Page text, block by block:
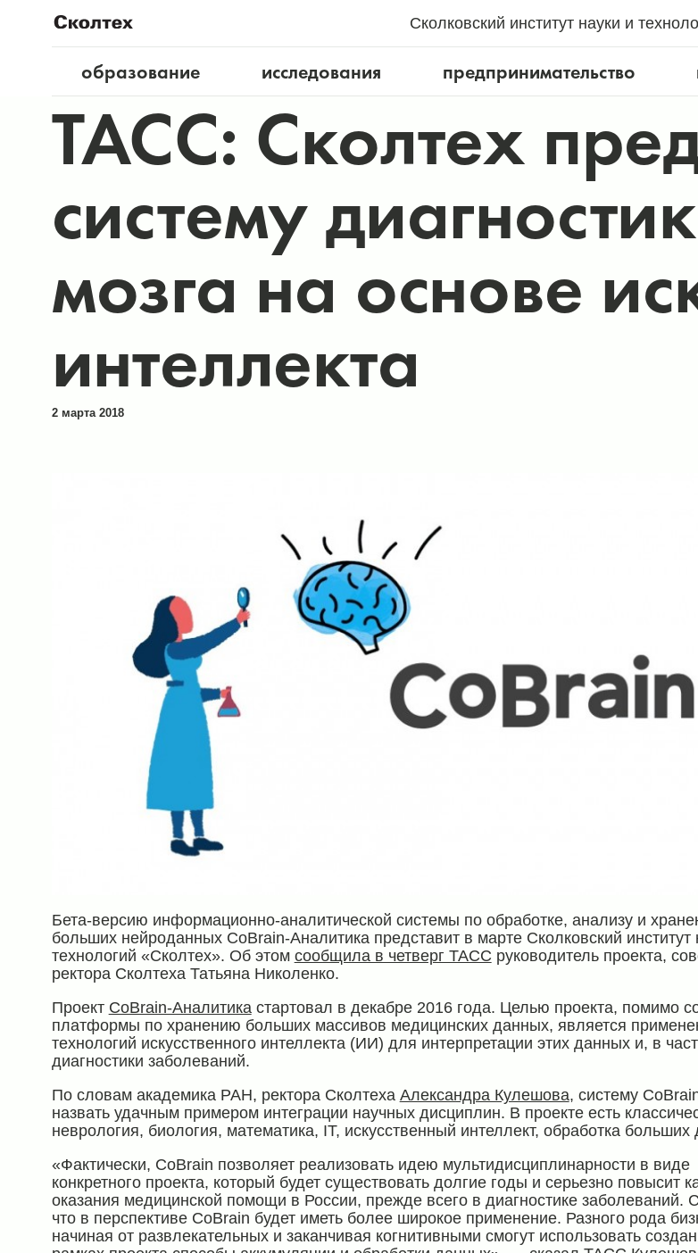
Сколковский институт науки и
образование
исследования предпринимательство
ТАСС: Сколтех
систему
мозга на основе
интеллекта
2 марта 2018
Бета-версию информационно-аналитической системы по обработке, анализу и
больших нейроданных CoBrain-Аналитика представит в марте Сколковский институт
технологий «Сколтех». Об этом сообщила в четверг ТАСС руководитель проекта,
ректора Сколтеха Татьяна Николенко.
Проект CoBrain-Аналитикастартовал в декабре 2016 года. Целью проекта, помимо
платформы по хранению больших массивов медицинских данных, является
технологий искусственного интеллекта (ИИ) для интерпретации этих данных и, в
диагностики заболеваний.
По словам академика РАН, ректора Сколтеха Александра Кулешова, систему
назвать удачным примером интеграции научных дисциплин. В проекте есть
неврология, биология, математика, IT, искусственный интеллект, обработка больших
«Фактически, CoBrain позволяет реализовать идею мультидисциплинарности в виде
конкретного проекта, который будет существовать долгие годы и серьезно повысит
оказания медицинской помощи в России, прежде всего в диагностике заболеваний.
что в перспективе CoBrain будет иметь более широкое применение. Разного рода
начиная от развлекательных и заканчивая когнитивными смогут использовать